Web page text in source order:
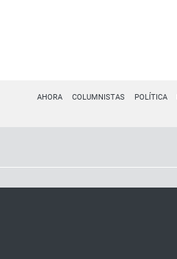
AHORA COLUMNISTAS POLÍTICA